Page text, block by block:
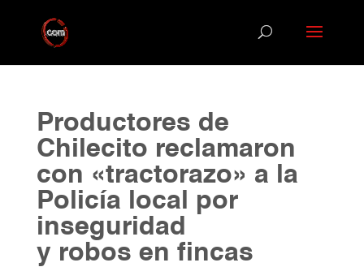
Productores de
Chilecito reclamaron
con «tractorazo» a la
Policía local por
inseguridad
y robos en fincas